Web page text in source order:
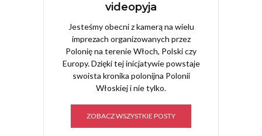
videopyja
Jesteśmy obecni z kamerą na wielu
imprezach organizowanych przez
Polonię na terenie Włoch, Polski czy
Europy. Dzięki tej inicjatywie powstaje
swoista kronika polonijna Polonii
Włoskiej i nie tylko.
ZOBACZ WSZYSTKIE POSTY